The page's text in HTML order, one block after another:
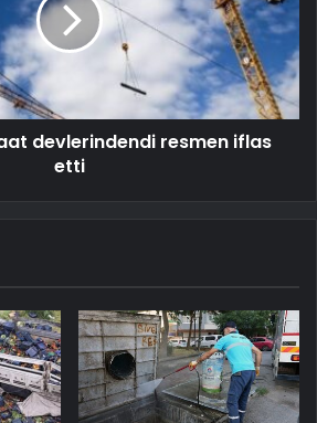
devlerindendi resmen iflas
etti